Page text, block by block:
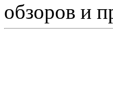
обзоров и